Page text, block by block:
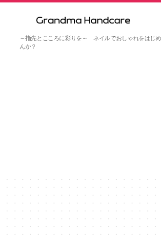
Granma
handcare
～指先とこころに彩りを～ ネイルでおしゃれをはじ
んか？